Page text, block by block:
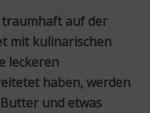
auf der
mit kulinarischen
leckeren
haben, werden
und etwas